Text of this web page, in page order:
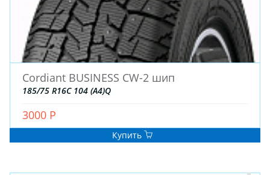
Cordiant BUSINESS CW-2 шип
185/75 R16C 104 (A4)Q
3000 Р
Купить